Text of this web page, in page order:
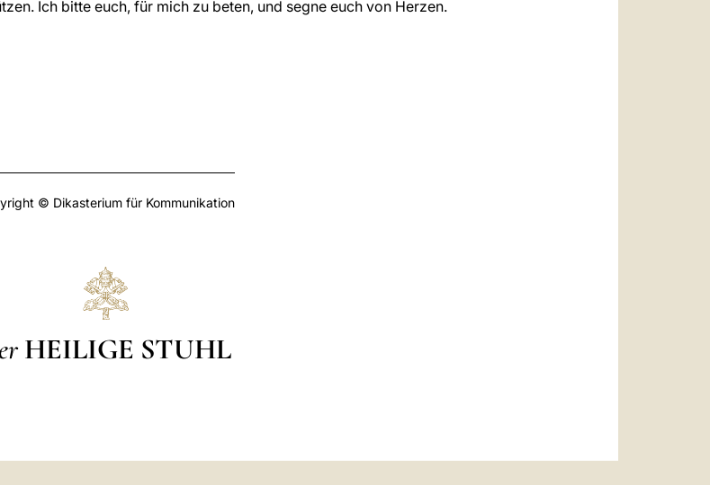
Ich bitte euch, für mich zu beten, und segne euch von Herzen.
© Dikasterium für Kommunikation
HEILIGE STUHL